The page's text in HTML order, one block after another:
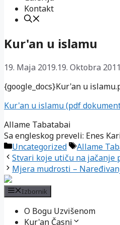
Kontakt
Kur'an u islamu
19. Maja 2019.19. Oktobra
{google_docs}Kur'an u
Kur'an u islamu(pdf
Allame Tabatabai
Sa engleskog preveli: Enes
Kategorije
Uncategorized Oznake
Allame
Stvari koje utiču na jačanje
Mjera mudrosti –
Izbornik
O Bogu Uzvišenom
Kur'an Časni